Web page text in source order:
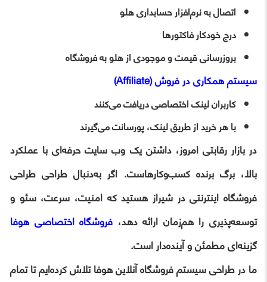
اتصال به نرم‌افزار حسابداری هلو
درج خودکار فاکتورها
بروزرسانی قیمت و موجودی از هلو به فروشگاه
سیستم همکاری در فروش (Affiliate)
کاربران لینک اختصاصی دریافت می‌کنند
با هر خرید از طریق لینک، پورسانت می‌گیرند
در بازار رقابتی امروز، داشتن یک وب سایت حرفه‌ای با عملکرد
بالا، برگ برنده کسب‌وکارهاست. اگر به‌دنبال طراحی طراحی
فروشگاه اینترنتی در شیراز هستید که امنیت، سرعت، سئو و
توسعه‌پذیری را هم‌زمان ارائه دهد، فروشگاه اختصاصی هوفا
گزینه‌ای مطمئن و آینده‌دار است.
ما در طراحی سیستم فروشگاه آنلاین هوفا تلاش کرده‌ایم تا تمام